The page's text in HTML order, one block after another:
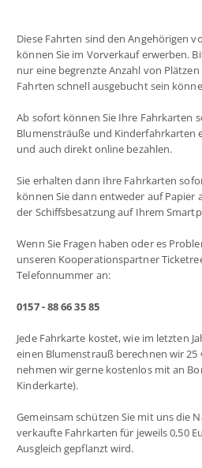
Diese Fahrten sind den Angehörigen
können Sie im Vorverkauf erwerben.
nur eine begrenzte Anzahl von
Fahrten schnell ausgebucht sein
Ab sofort können Sie Ihre Fahrkarten
Blumensträuße und Kinderfahrkarten
und auch direkt online bezahlen.
Sie erhalten dann Ihre Fahrkarten
können Sie dann entweder auf Papier
der Schiffsbesatzung auf Ihrem
Wenn Sie Fragen haben oder es
unseren Kooperationspartner
Telefonnummer an:
0157 - 88 66 35 85
Jede Fahrkarte kostet, wie im letzten
einen Blumenstrauß berechnen wir 25
nehmen wir gerne kostenlos mit an
Kinderkarte).
Gemeinsam schützen Sie mit uns die
verkaufte Fahrkarten für jeweils 0,50
Ausgleich gepflanzt wird.